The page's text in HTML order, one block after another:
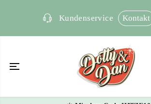
CONTENT
Kundenservice Kontakt